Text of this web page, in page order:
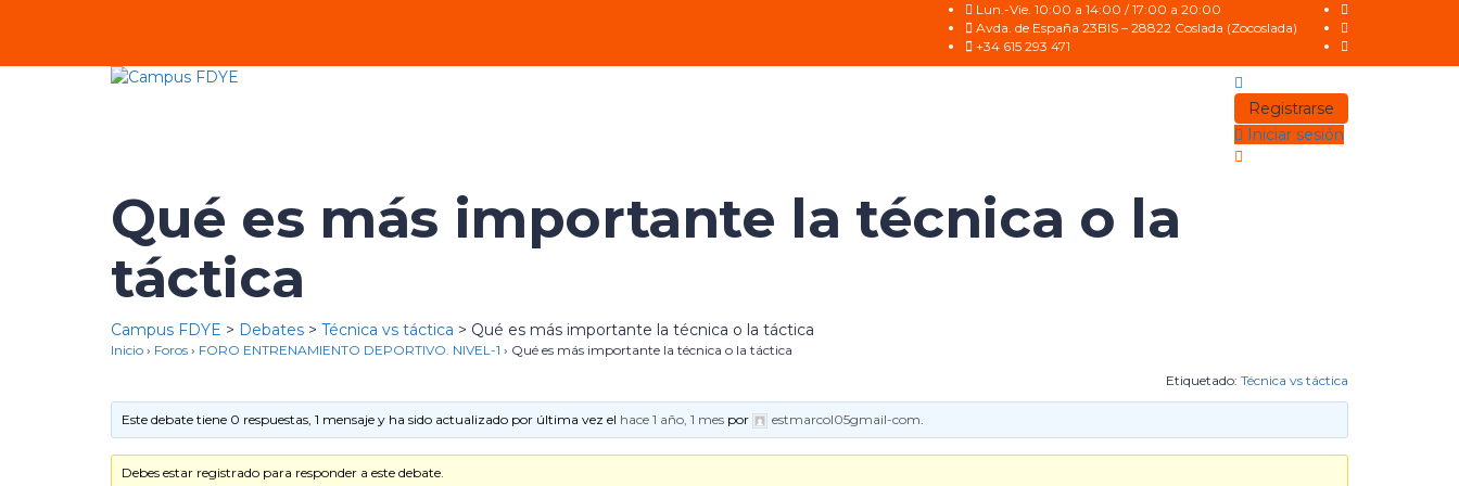
Lun.-Vie. 10:00 a 14:00 / 17:00 a 20:00
Avda. de España 23BIS – 28822 Coslada (Zocoslada)
+34 615 293 471
Registrarse
Iniciar sesión
Qué es más importante la técnica o la
táctica
Campus FDYE > Debates > Técnica vs táctica > Qué es más importante la técnica o la táctica
Inicio › Foros › FORO ENTRENAMIENTO DEPORTIVO. NIVEL-1 › Qué es más importante la técnica o la táctica
Etiquetado: Técnica vs táctica
Este debate tiene 0 respuestas, 1 mensaje y ha sido actualizado por última vez el hace 1 año, 1 mes por estmarcol05gmail-com.
Debes estar registrado para responder a este debate.